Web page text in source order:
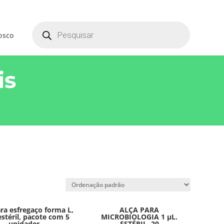
search
esfregaço forma L,
pacote com 5
ALÇA PARA
MICROBIOLOGIA 1 µL.